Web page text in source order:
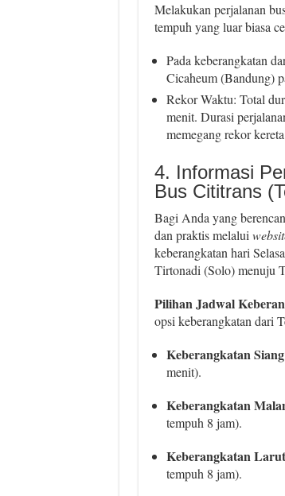
Melakukan perjalanan
tempuh yang luar biasa
Pada keberangkatan
Cicaheum (Bandung)
Rekor Waktu: Total
menit. Durasi
memegang rekor
4. Informasi
Bus Cititrans
Bagi Anda yang
dan praktis melalui
keberangkatan hari
Tirtonadi (Solo) menuju
Pilihan Jadwal
opsi keberangkatan dari
Keberangkatan
menit).
Keberangkatan
tempuh 8 jam).
Keberangkatan
tempuh 8 jam).